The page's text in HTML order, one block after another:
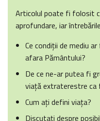
Articolul poate fi folosit
aprofundare, iar
Ce condiții de mediu
afara Pământului?
De ce ne-ar putea fi
viață extraterestre ca
Cum ați defini viața?
Discutați despre